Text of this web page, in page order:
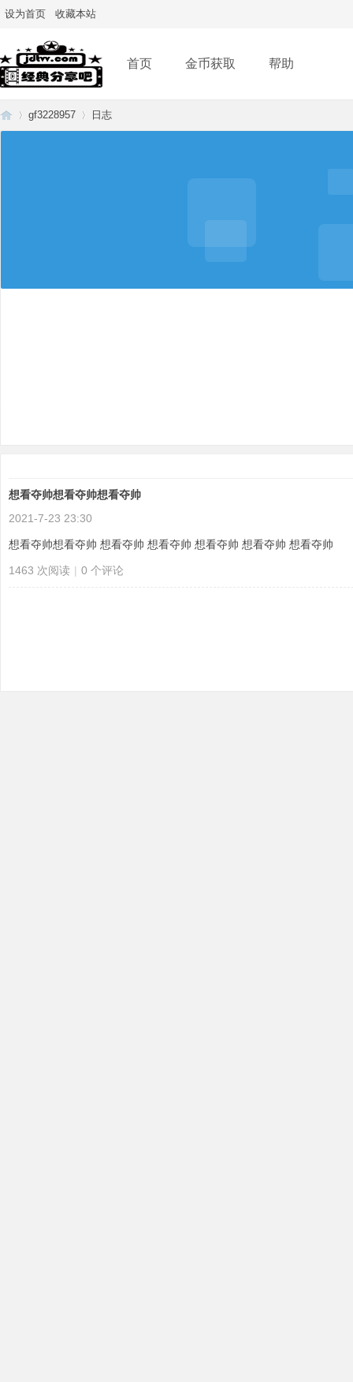
设为首页 收藏本站
首页 金币获取 帮助
分
gf3228957 日志
想看夺帅想看夺帅想看夺帅
2021-7-23 23:30
想看夺帅想看夺帅 想看夺帅 想看夺帅 想看夺帅 想看夺帅 想看夺帅
1463 次阅读 | 0 个评论